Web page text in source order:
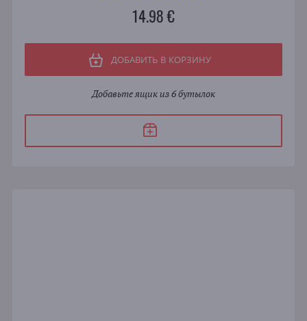
14.98 €
ДОБАВИТЬ В КОРЗИНУ
Добавьте ящик из 6 бутылок